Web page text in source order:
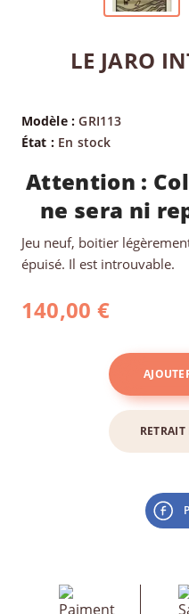
LE JARO
Modèle :GRI113
État : En stock
Attention :
ne sera ni
Jeu neuf, boitier
épuisé. Il est introuvable.
140,00 €